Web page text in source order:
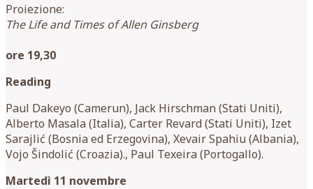
Proiezione:
The Life and Times of Allen Ginsberg
ore 19,30
Reading
Paul Dakeyo (Camerun), Jack Hirschman (Stati Uniti),
Alberto Masala (Italia), Carter Revard (Stati Uniti), Izet
Sarajlić (Bosnia ed Erzegovina), Xevair Spahiu (Albania),
Vojo Šindolić (Croazia)., Paul Texeira (Portogallo).
Martedì 11 novembre